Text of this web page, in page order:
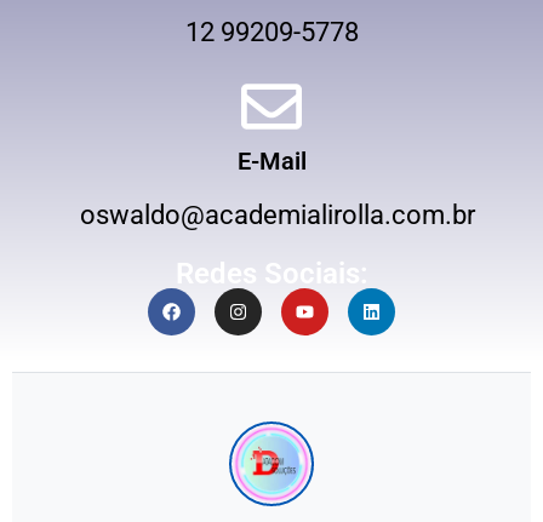
12 99209-5778
E-Mail
oswaldo@academialirolla.com.br
Redes Sociais: